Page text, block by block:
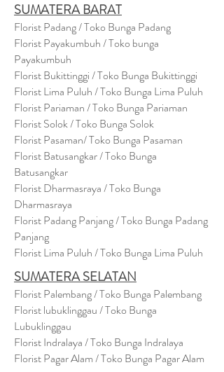
SUMATERA BARAT
Florist Padang / Toko Bunga Padang
Florist Payakumbuh / Toko bunga
Payakumbuh
Florist Bukittinggi / Toko Bunga Bukittinggi
Florist Lima Puluh / Toko Bunga Lima Puluh
Florist Pariaman / Toko Bunga Pariaman
Florist Solok / Toko Bunga Solok
Florist Pasaman/ Toko Bunga Pasaman
Florist Batusangkar / Toko Bunga
Batusangkar
Florist Dharmasraya / Toko Bunga
Dharmasraya
Florist Padang Panjang / Toko Bunga Padang
Panjang
Florist Lima Puluh / Toko Bunga Lima Puluh
SUMATERA SELATAN
Florist Palembang / Toko Bunga Palembang
Florist lubuklinggau / Toko Bunga
Lubuklinggau
Florist Indralaya / Toko Bunga Indralaya
Florist Pagar Alam / Toko Bunga Pagar Alam